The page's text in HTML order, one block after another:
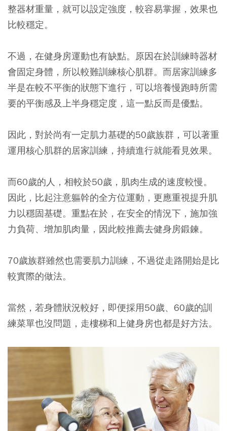
整器材重量，就可以設定強度，較容易掌握，效果也
比較穩定。
不過，在健身房運動也有缺點。原因在於訓練時器材
會固定身體，所以較難訓練核心肌群。而居家訓練多
半是在較不平衡的狀態下進行，可以培養慢跑時所需
要的平衡感及上半身穩定度，這一點反而是優點。
因此，對於尚有一定肌力基礎的50歲族群，可以著重
運用核心肌群的居家訓練，持續進行就能看見效果。
而60歲的人，相較於50歲，肌肉生成的速度較慢。
因此，比起注意軀幹的全方位運動，更應重視提升肌
力以穩固基礎。重點在於，在安全的情況下，施加強
力負荷、增加肌肉量，因此較推薦去健身房鍛鍊。
70歲族群雖然也需要肌力訓練，不過從走路開始是比
較實際的做法。
當然，若身體狀況較好，即便採用50歲、60歲的訓
練菜單也沒問題，走樓梯和上健身房也都是好方法。